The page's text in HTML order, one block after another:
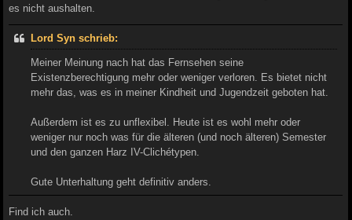
es nicht aushalten.
Lord Syn schrieb:
Meiner Meinung nach hat das Fernsehen seine
Existenzberechtigung mehr oder weniger verloren. Es bietet nicht
mehr das, was es in meiner Kindheit und Jugendzeit geboten hat.
Außerdem ist es zu unflexibel. Heute ist es wohl mehr oder
weniger nur noch was für die älteren (und noch älteren) Semester
und den ganzen Harz IV-Clichétypen.
Gute Unterhaltung geht definitiv anders.
Find ich auch.